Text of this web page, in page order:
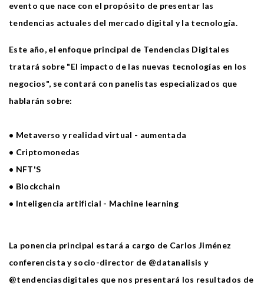
evento que nace con el propósito de presentar las
tendencias actuales del mercado digital y la tecnología.
Este año, el enfoque principal de Tendencias Digitales
tratará sobre "El impacto de las nuevas tecnologías en los
negocios", se contará con panelistas especializados que
hablarán sobre:
• Metaverso y realidad virtual - aumentada
• Criptomonedas
• NFT'S
• Blockchain
• Inteligencia artificial - Machine learning
La ponencia principal estará a cargo de Carlos Jiménez
conferencista y socio-director de @datanalisis y
@tendenciasdigitales que nos presentará los resultados de